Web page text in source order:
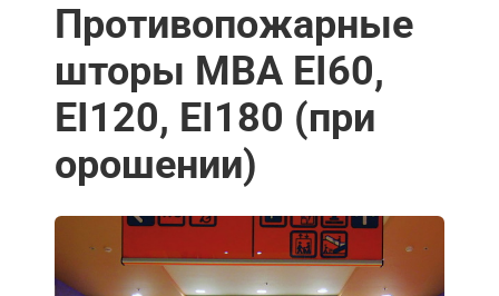
Противопожарные
шторы МВА EI60,
EI120, EI180 (при
орошении)